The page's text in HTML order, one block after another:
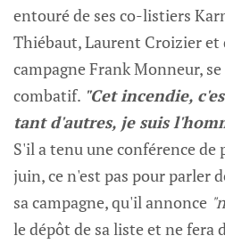
entouré de ses co-listiers
Thiébaut, Laurent Croizier et
campagne Frank Monneur,
combatif. "Cet incendie,
tant d'autres, je suis
S'il a tenu une conférence de
juin, ce n'est pas pour parler
sa campagne, qu'il annonce
le dépôt de sa liste et ne fera